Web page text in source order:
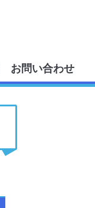
お問い合わせ